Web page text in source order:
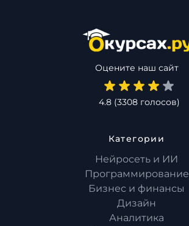
Оцените наш сайт
4.8(3308голосов)
Категории
Нейросеть и ИИ
Программирование
Бизнес и финансы
Дизайн
Аналитика